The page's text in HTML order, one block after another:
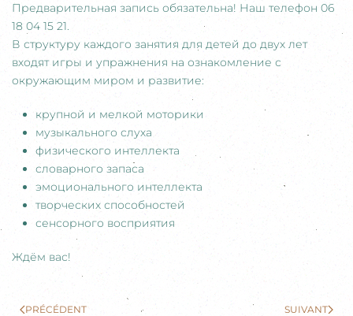
Предварительная запись обязательна! Наш телефон 06
18 04 15 21.
В структуру каждого занятия для детей до двух лет
входят игры и упражнения на ознакомление с
окружающим миром и развитие:
крупной и мелкой моторики
музыкального слуха
физического интеллекта
словарного запаса
эмоционального интеллекта
творческих способностей
сенсорного восприятия
Ждём вас!
PRÉCÉDENT SUIVANT